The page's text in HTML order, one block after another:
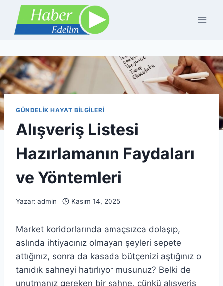
content
GÜNDELIK HAYAT BILGILERI
Alışveriş Listesi
Hazırlamanın Faydaları
ve Yöntemleri
Yazar: admin Kasım 14, 2025
Market koridorlarında amaçsızca dolaşıp,
aslında ihtiyacınız olmayan şeyleri sepete
attığınız, sonra da kasada bütçenizi aştığınız o
tanıdık sahneyi hatırlıyor musunuz? Belki de
unutmanız gereken bir sahne, çünkü alışveriş